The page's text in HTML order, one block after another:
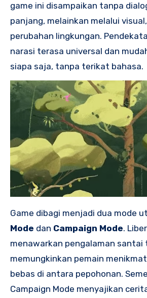
game ini disampaikan tanpa
panjang, melainkan melalui
perubahan lingkungan.
narasi terasa universal dan
siapa saja, tanpa terikat bahasa.
Game dibagi menjadi dua mode
Mode dan Campaign Mode.
menawarkan pengalaman santai
memungkinkan pemain
bebas di antara pepohonan.
Campaign Mode menyajikan